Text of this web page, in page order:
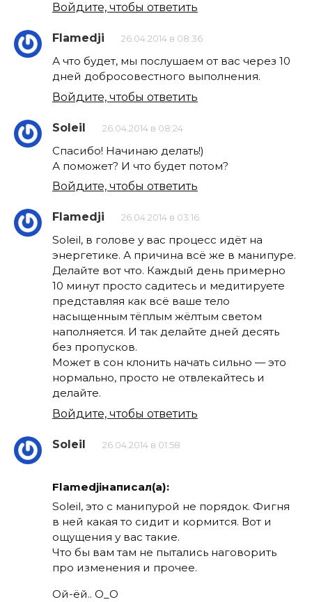
Войдите, чтобы ответить
Flamedji 26.04.2014 в 08:36
А что будет, мы послушаем от вас через 10
дней добросовестного выполнения.
Войдите, чтобы ответить
Soleil 26.04.2014 в 08:24
Спасибо! Начинаю делать!)
А поможет? И что будет потом?
Войдите, чтобы ответить
Flamedji 26.04.2014 в 03:16
Soleil, в голове у вас процесс идёт на
энергетике. А причина всё же в манипуре.
Делайте вот что. Каждый день примерно
10 минут просто садитесь и медитируете
представляя как всё ваше тело
насыщенным тёплым жёлтым светом
наполняется. И так делайте дней десять
без пропусков.
Может в сон клонить начать сильно — это
нормально, просто не отвлекайтесь и
делайте.
Войдите, чтобы ответить
Soleil 26.04.2014 в 01:58
Flamedjiнаписал(а):
Soleil, это с манипурой не порядок. Фигня
в ней какая то сидит и кормится. Вот и
ощущения у вас такие.
Что бы вам там не пытались наговорить
про изменения и прочее.
Ой-ёй.. О_О